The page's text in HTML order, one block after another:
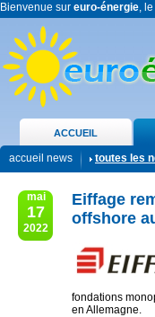
Bienvenue sur euro-énergie,
ACCUEIL
accueil news toutes les
mai
17
2022
Eiffage
offshore
fondations
en Allemagne.